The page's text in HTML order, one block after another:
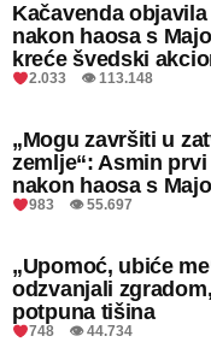
Kačavenda
nakon haosa s
kreće švedski
2.033 👁 113.148
„Mogu završiti u
zemlje“: Asmin
nakon haosa s
983 👁 55.697
„Upomoć, ubiće
odzvanjali
potpuna tišina
748 👁 44.734